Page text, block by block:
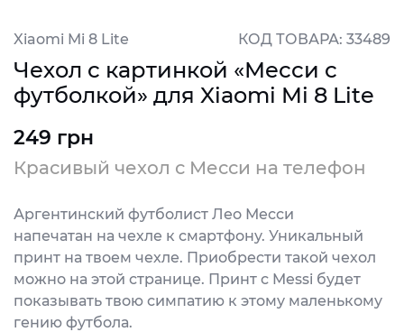
Xiaomi Mi 8 Lite КОД ТОВАРА: 33489
Чехол с картинкой «Месси с
футболкой» для Xiaomi Mi 8 Lite
249 грн
Красивый чехол с Месси на телефон
Аргентинский футболист Лео Месси
напечатан на чехле к смартфону. Уникальный
принт на твоем чехле. Приобрести такой чехол
можно на этой странице. Принт с Messi будет
показывать твою симпатию к этому маленькому
гению футбола.